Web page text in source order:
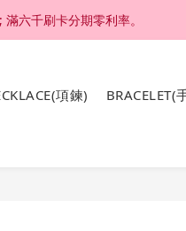
六千刷卡分期零利率。
六千刷卡分期零利率。
六千刷卡分期零利率。
項鍊) BRACELET(